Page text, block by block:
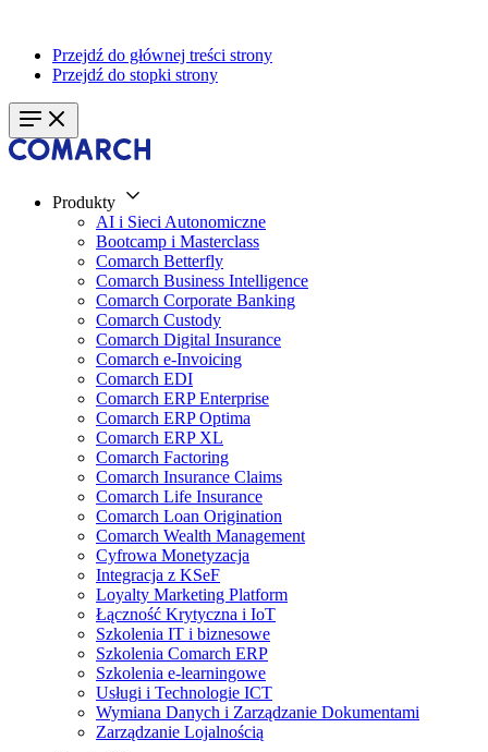
Przejdź do głównej treści strony
Przejdź do stopki strony
Produkty
AI i Sieci Autonomiczne
Bootcamp i Masterclass
Comarch Betterfly
Comarch Business Intelligence
Comarch Corporate Banking
Comarch Custody
Comarch Digital Insurance
Comarch e-Invoicing
Comarch EDI
Comarch ERP Enterprise
Comarch ERP Optima
Comarch ERP XL
Comarch Factoring
Comarch Insurance Claims
Comarch Life Insurance
Comarch Loan Origination
Comarch Wealth Management
Cyfrowa Monetyzacja
Integracja z KSeF
Loyalty Marketing Platform
Łączność Krytyczna i IoT
Szkolenia IT i biznesowe
Szkolenia Comarch ERP
Szkolenia e-learningowe
Usługi i Technologie ICT
Wymiana Danych i Zarządzanie Dokumentami
Zarządzanie Lojalnością